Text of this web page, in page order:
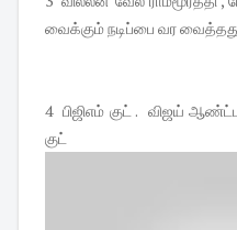
வைக்கும் நடிப்பை வர
4 பிஜிஎம் குட் . விஜய்
குட்